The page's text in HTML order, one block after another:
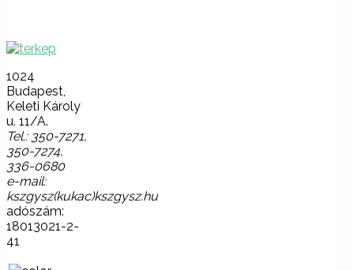
1024
Budapest,
Keleti Károly
u. 11/A.
Tel.: 350-7271,
350-7274,
336-0680
e-mail:
kszgysz(kukac)kszgysz.hu
adószám:
18013021-2-
41